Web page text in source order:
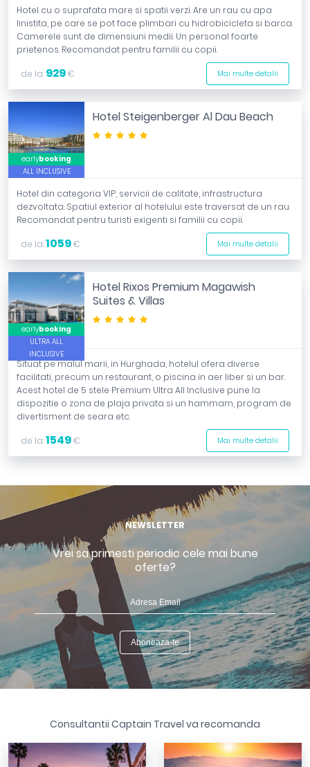
Hotel cu o suprafata mare si spatii verzi. Are un rau cu apa
linistita, pe care se pot face plimbari cu hidrobicicleta si barca.
Camerele sunt de dimensiuni medii. Un personal foarte
prietenos. Recomandat pentru familii cu copii.
de la: 929€ Mai multe detalii
Hotel Steigenberger Al Dau Beach
ALL INCLUSIVE
earlybooking
Hotel din categoria VIP, servicii de calitate, infrastructura
dezvoltata. Spatiul exterior al hotelului este traversat de un rau.
Recomandat pentru turisti exigenti si familii cu copii.
de la:1059€ Mai multe detalii
Hotel Rixos Premium Magawish
Suites & Villas
ULTRA ALL
INCLUSIVE
earlybooking
Situat pe malul marii, in Hurghada, hotelul ofera diverse
facilitati, precum un restaurant, o piscina in aer liber si un bar.
Acest hotel de 5 stele Premium Ultra All Inclusive pune la
dispozitie o zona de plaja privata si un hammam, program de
divertisment de seara etc.
de la:1549€ Mai multe detalii
NEWSLETTER
Vrei sa primesti periodic cele mai bune
oferte?
Consultantii Captain Travel va recomanda